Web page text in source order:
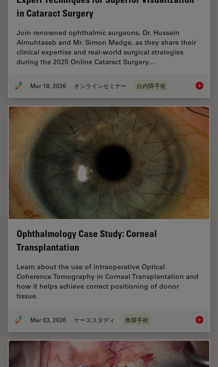
in Cataract Surgery
Join renowned ophthalmic surgeons, Dr. Hussein
Almuhtaseb and Mr. Simon Madge, as they share their
clinical expertise and real-world surgical strategies
during the 2025 Online Cataract Surgery…
Mar 18, 2026 オンラインセミナー 白内障手術 Expert
Ophthalmology Case Study: Corneal
Transplantation
Learn about the use of intraoperative Optical
Coherence Tomography in Corneal Transplantation and
how it helps achieve correct positioning of donor
tissue.
Mar 03, 2026 ケーススタディ 角膜手術